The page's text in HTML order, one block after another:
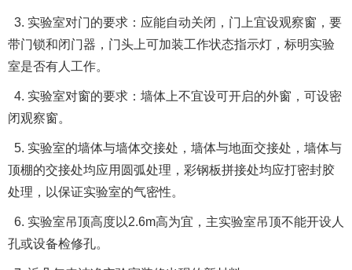
3. 实验室对门的要求：应能自动关闭，门上宜设观察窗，要
带门锁和闭门器，门头上可加装工作状态指示灯，标明实验
室是否有人工作。
4. 实验室对窗的要求：墙体上不宜设可开启的外窗，可设密
闭观察窗。
5. 实验室的墙体与墙体交接处，墙体与地面交接处，墙体与
顶棚的交接处均应用圆弧处理，彩钢板拼接处均应打密封胶
处理，以保证实验室的气密性。
6. 实验室吊顶高度以2.6m高为宜，主实验室吊顶不能开设人
孔或设备检修孔。